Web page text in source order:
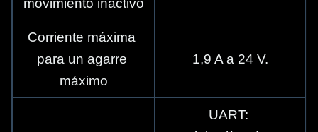
movimiento inactivo
Corriente máxima
para un agarre
máximo
1,9 A a 24 V.
UART: